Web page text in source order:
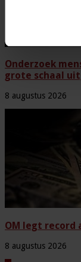
Onderzoek
grote schaal
8 augustus 2026
OM legt record
8 augustus 2026